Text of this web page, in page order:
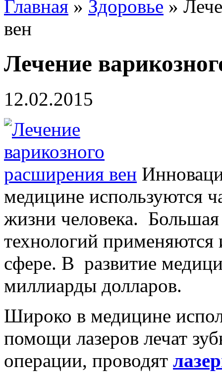
Главная » Здоровье »
вен
Лечение
12.02.2015
медицине используются
жизни человека.
технологий
сфере. В развитие
миллиарды долларов.
Широко в медицине
помощи лазеров лечат
операции, проводят